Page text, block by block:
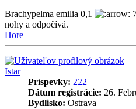
Brachypelma emilia 0,1
nohy a odpočívá.
Hore
Istar
Príspevky: 222
Dátum registrácie: 26.
Bydlisko: Ostrava